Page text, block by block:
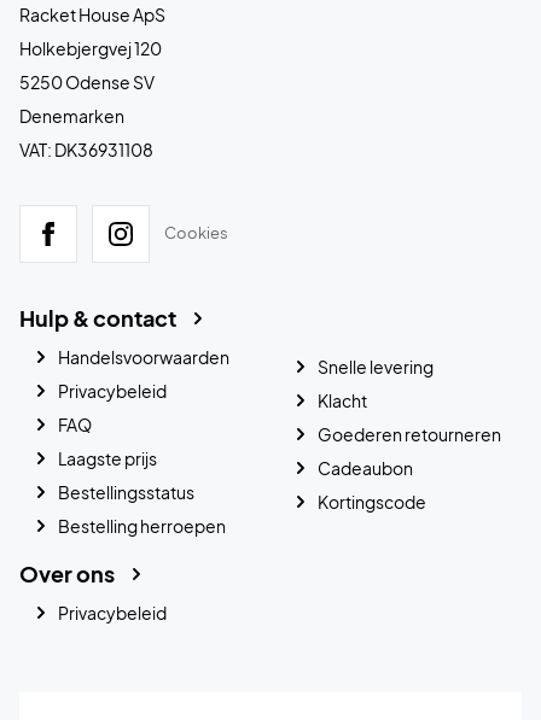
Racket House ApS
Holkebjergvej 120
5250 Odense SV
Denemarken
VAT: DK36931108
Cookies
Hulp & contact
Handelsvoorwaarden
Privacybeleid
FAQ
Laagste prijs
Bestellingsstatus
Bestelling herroepen
Snelle levering
Klacht
Goederen retourneren
Cadeaubon
Kortingscode
Over ons
Privacybeleid